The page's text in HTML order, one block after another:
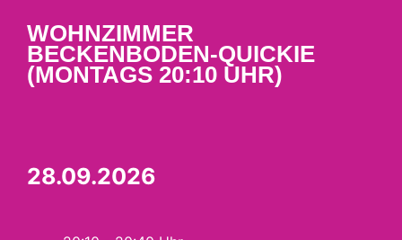
WOHNZIMMER
BECKENBODEN-QUICKIE
(MONTAGS 20:10 UHR)
28.09.2026